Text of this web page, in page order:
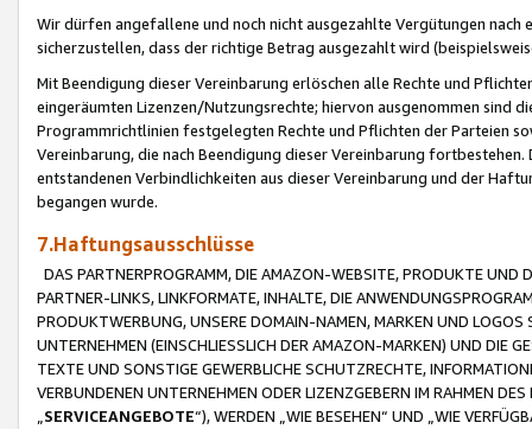
Wir dürfen angefallene und noch nicht ausgezahlte Vergütungen
sicherzustellen, dass der richtige Betrag ausgezahlt wird
Mit Beendigung dieser Vereinbarung erlöschen alle Rechte und
eingeräumten Lizenzen/Nutzungsrechte; hiervon ausgenommen sind
Programmrichtlinien festgelegten Rechte und Pflichten der Parteien
Vereinbarung, die nach Beendigung dieser Vereinbarung
entstandenen Verbindlichkeiten aus dieser Vereinbarung und der
begangen wurde.
7.Haftungsausschlüsse
DAS PARTNERPROGRAMM, DIE AMAZON-WEBSITE, PRODUKTE UND
PARTNER-LINKS, LINKFORMATE, INHALTE, DIE
PRODUKTWERBUNG, UNSERE DOMAIN-NAMEN, MARKEN UND
UNTERNEHMEN (EINSCHLIESSLICH DER AMAZON-MARKEN) UND DIE
TEXTE UND SONSTIGE GEWERBLICHE SCHUTZRECHTE,
VERBUNDENEN UNTERNEHMEN ODER LIZENZGEBERN IM RAHMEN
SERVICEANGEBOTE“), WERDEN „WIE BESEHEN“ UND „WIE